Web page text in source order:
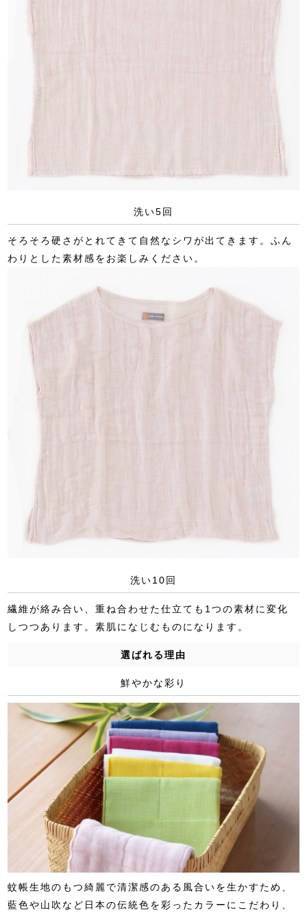
洗い5回
そろそろ硬さがとれてきて自然なシワが出てきます。ふん
わりとした素材感をお楽しみください。
洗い10回
繊維が絡み合い、重ね合わせた仕立ても1つの素材に変化
しつつあります。素肌になじむものになります。
選ばれる理由
鮮やかな彩り
蚊帳生地のもつ綺麗で清潔感のある風合いを生かすため、
藍色や山吹など日本の伝統色を彩ったカラーにこだわり、